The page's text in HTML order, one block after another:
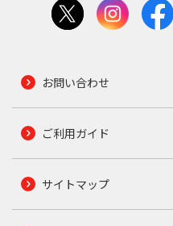
お問い合わせ
ご利用ガイド
サイトマップ